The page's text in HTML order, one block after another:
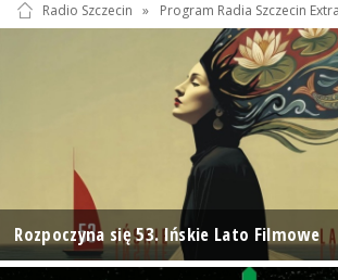
Radio Szczecin » Program Radia Szczecin Extra
Rozpoczyna się 53. Ińskie Lato Filmowe